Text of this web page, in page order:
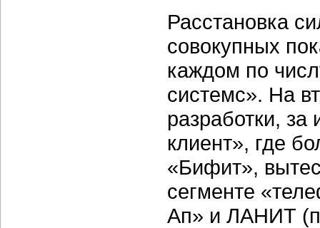
Расстановка
совокупных
каждом по
системс». На
разработки, за
клиент», где
«Бифит»,
сегменте
Ап» и ЛАНИТ